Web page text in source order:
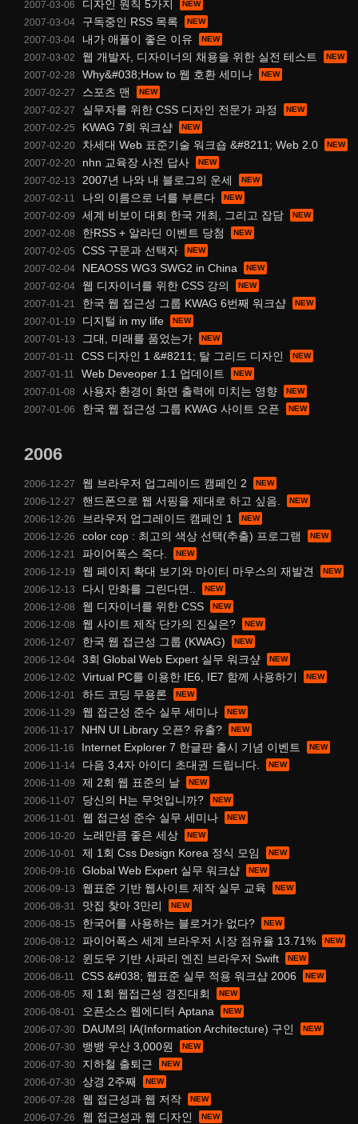
2007-03-06 디자인 원칙 5가지
2007-03-04 구독중인 RSS 목록
2007-03-04 내가 애플이 좋은 이유
2007-03-02 웹 개발자, 디자이너의 채용을 위한 실전 테스트
2007-02-28 Why&#038;How to 웹 호환 세미나
2007-02-27 스포츠 맨
2007-02-27 실무자를 위한 CSS 디자인 전문가 과정
2007-02-25 KWAG 7회 워크샵
2007-02-20 차세대 Web 표준기술 워크숍 &#8211; Web 2.0
2007-02-20 nhn 교육장 사전 답사
2007-02-13 2007년 나와 내 블로그의 운세
2007-02-11 나의 이름으로 너를 부른다
2007-02-09 세계 비보이 대회 한국 개최, 그리고 잡담
2007-02-08 한RSS + 알라딘 이벤트 당첨
2007-02-05 CSS 구문과 선택자
2007-02-04 NEAOSS WG3 SWG2 in China
2007-02-04 웹 디자이너를 위한 CSS 강의
2007-01-21 한국 웹 접근성 그룹 KWAG 6번째 워크샵
2007-01-19 디지털 in my life
2007-01-13 그대, 미래를 품었는가
2007-01-11 CSS 디자인 1 &#8211; 탈 그리드 디자인
2007-01-11 Web Deveoper 1.1 업데이트
2007-01-08 사용자 환경이 화면 출력에 미치는 영향
2007-01-06 한국 웹 접근성 그룹 KWAG 사이트 오픈
2006
2006-12-27 웹 브라우저 업그레이드 캠페인 2
2006-12-27 핸드폰으로 웹 서핑을 제대로 하고 싶음.
2006-12-26 브라우저 업그레이드 캠페인 1
2006-12-26 color cop : 최고의 색상 선택(추출) 프로그램
2006-12-21 파이어폭스 죽다.
2006-12-19 웹 페이지 확대 보기와 마이티 마우스의 재발견
2006-12-13 다시 만화를 그린다면..
2006-12-08 웹 디자이너를 위한 CSS
2006-12-08 웹 사이트 제작 단가의 진실은?
2006-12-07 한국 웹 접근성 그룹 (KWAG)
2006-12-04 3회 Global Web Expert 실무 워크샾
2006-12-02 Virtual PC를 이용한 IE6, IE7 함께 사용하기
2006-12-01 하드 코딩 무용론
2006-11-29 웹 접근성 준수 실무 세미나
2006-11-17 NHN UI Library 오픈? 유출?
2006-11-16 Internet Explorer 7 한글판 출시 기념 이벤트
2006-11-14 다음 3,4자 아이디 초대권 드립니다.
2006-11-09 제 2회 웹 표준의 날
2006-11-07 당신의 H는 무엇입니까?
2006-11-01 웹 접근성 준수 실무 세미나
2006-10-20 노래만큼 좋은 세상
2006-10-01 제 1회 Css Design Korea 정식 모임
2006-09-16 Global Web Expert 실무 워크샵
2006-09-13 웹표준 기반 웹사이트 제작 실무 교육
2006-08-31 맛집 찾아 3만리
2006-08-15 한국어를 사용하는 블로거가 없다?
2006-08-12 파이어폭스 세계 브라우저 시장 점유율 13.71%
2006-08-12 윈도우 기반 사파리 엔진 브라우저 Swift
2006-08-11 CSS &#038; 웹표준 실무 적용 워크샵 2006
2006-08-05 제 1회 웹접근성 경진대회
2006-08-01 오픈소스 웹에디터 Aptana
2006-07-30 DAUM의 IA(Information Architecture) 구인
2006-07-30 뱅뱅 우산 3,000원
2006-07-30 지하철 출퇴근
2006-07-30 상경 2주째
2006-07-28 웹 접근성과 웹 저작
2006-07-26 웹 접근성과 웹 디자인